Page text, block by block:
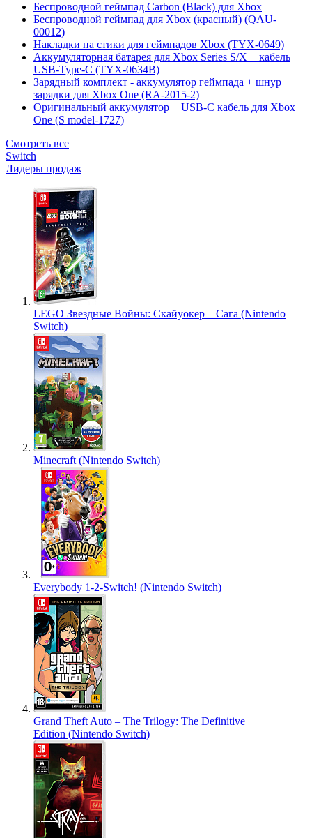
Беспроводной геймпад Carbon (Black) для Xbox
Беспроводной геймпад для Xbox (красный) (QAU-
00012)
Накладки на стики для геймпадов Xbox (TYX-0649)
Аккумуляторная батарея для Xbox Series S/X + кабель
USB-Type-C (TYX-0634B)
Зарядный комплект - аккумулятор геймпада + шнур
зарядки для Xbox One (RA-2015-2)
Оригинальный аккумулятор + USB-C кабель для Xbox
One (S model-1727)
Смотреть все
Switch
Лидеры продаж
LEGO Звездные Войны: Скайуокер – Сага (Nintendo
Switch)
Minecraft (Nintendo Switch)
Everybody 1-2-Switch! (Nintendo Switch)
Grand Theft Auto – The Trilogy: The Definitive
Edition (Nintendo Switch)